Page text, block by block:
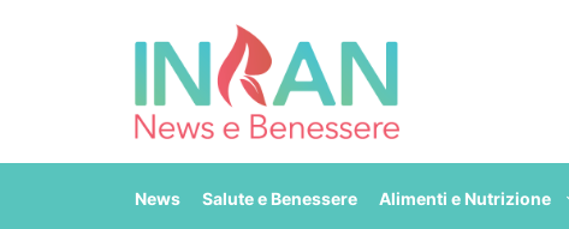
News Salute e Benessere Alimenti e Nutrizione